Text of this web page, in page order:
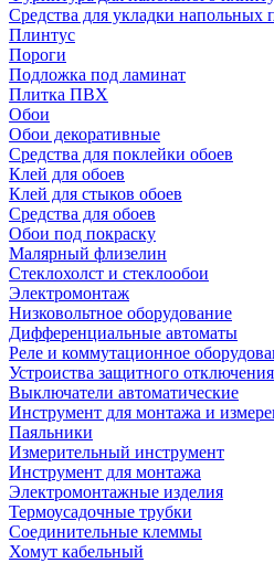
Средства для укладки напольных
Плинтус
Пороги
Подложка под ламинат
Плитка ПВХ
Обои
Обои декоративные
Средства для поклейки обоев
Клей для обоев
Клей для стыков обоев
Средства для обоев
Обои под покраску
Малярный флизелин
Стеклохолст и стеклообои
Электромонтаж
Низковольтное оборудование
Дифференциальные автоматы
Реле и коммутационное
Устроиства защитного
Выключатели автоматические
Инструмент для монтажа и
Паяльники
Измерительный инструмент
Инструмент для монтажа
Электромонтажные изделия
Термоусадочные трубки
Соединительные клеммы
Хомут кабельный